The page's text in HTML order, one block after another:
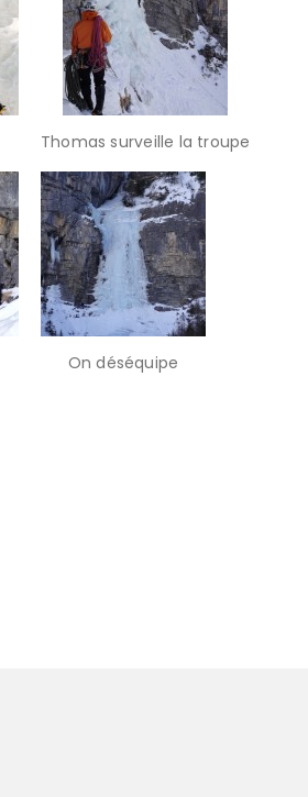
Thomas surveille la troupe
On déséquipe